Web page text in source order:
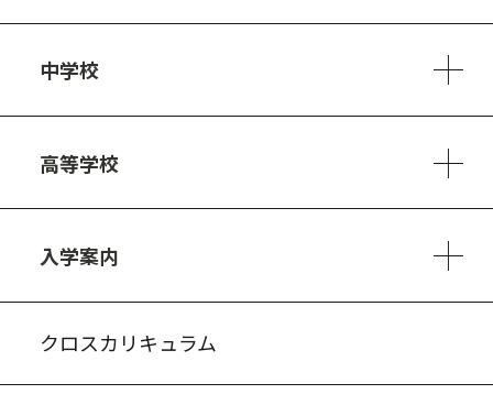
中学校
高等学校
入学案内
クロスカリキュラム